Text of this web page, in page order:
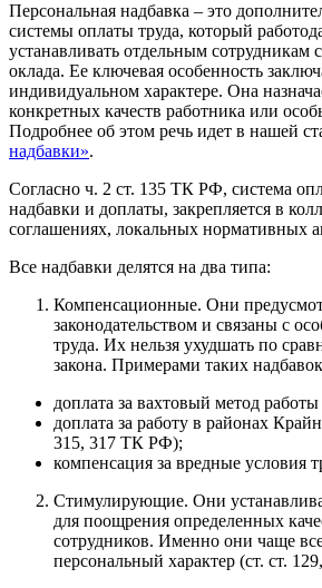
Персональная надбавка – это
системы оплаты труда, который
устанавливать отдельным сотрудникам
оклада. Ее ключевая особенность
индивидуальном характере. Она
конкретных качеств работника или
Подробнее об этом речь идет в нашей
надбавки».
Согласно ч. 2 ст. 135 ТК РФ, система
надбавки и доплаты, закрепляется в
соглашениях, локальных нормативных
Все надбавки делятся на два типа:
Компенсационные. Они
законодательством и связаны с
труда. Их нельзя ухудшать по
закона. Примерами таких
доплата за вахтовый метод
доплата за работу в районах
315, 317 ТК РФ);
компенсация за вредные условия
Стимулирующие. Они
для поощрения определенных
сотрудников. Именно они чаще
персональный характер (ст. ст.